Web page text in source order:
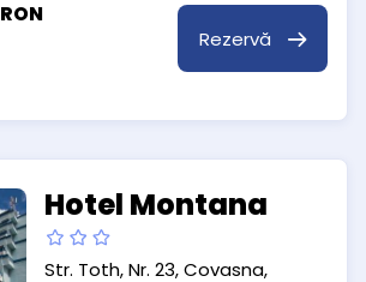
RON
Rezervă
Hotel Montana
Str. Toth, Nr. 23, Covasna,